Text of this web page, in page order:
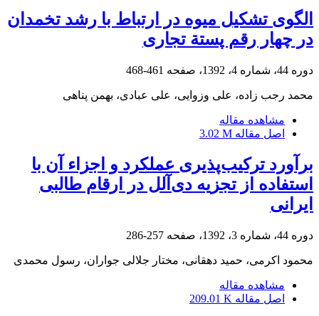
الگوی تشکیل میوه در ارتباط با رشد تخمدان
در چهار ‌رقم پستة تجاری
دوره 44، شماره 4، 1392، صفحه 461-468
محمد رجب زاده، علی وزوایی، علی عبادی، بهمن پناهی
مشاهده مقاله
اصل مقاله 3.02 M
برآورد ترکیب‌پذیری عملکرد و اجزاء آن با
استفاده از تجزیه دی‌آلل در ارقام طالبی
ایرانی
دوره 44، شماره 3، 1392، صفحه 257-286
محمود اکرمی، حمید دهقانی، مختار جلالی جواران، رسول محمدی
مشاهده مقاله
اصل مقاله 209.01 K